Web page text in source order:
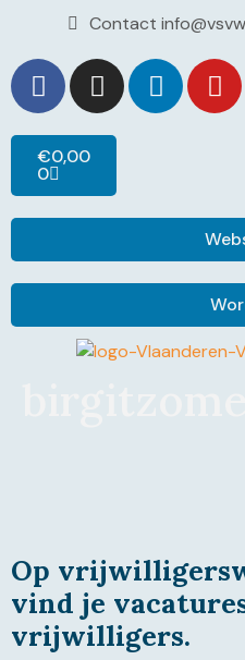
Contact
€0,00
0
Op
vind je
vrijwilligers.